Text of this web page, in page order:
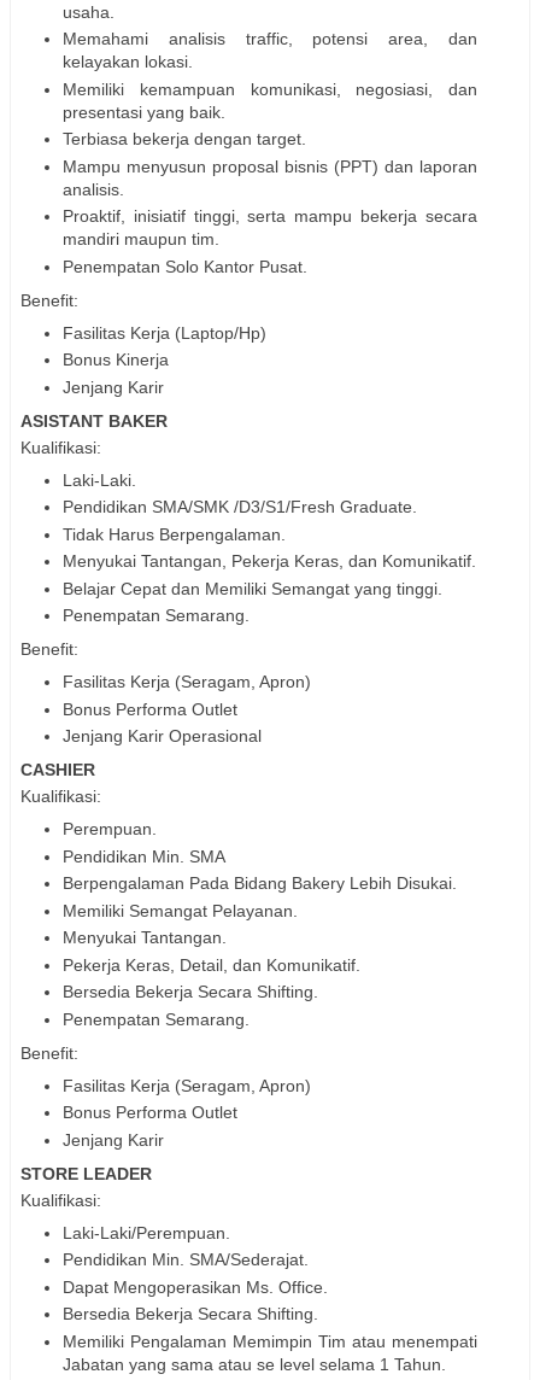
usaha.
Memahami analisis traffic, potensi area, dan
kelayakan lokasi.
Memiliki kemampuan komunikasi, negosiasi, dan
presentasi yang baik.
Terbiasa bekerja dengan target.
Mampu menyusun proposal bisnis (PPT) dan laporan
analisis.
Proaktif, inisiatif tinggi, serta mampu bekerja secara
mandiri maupun tim.
Penempatan Solo Kantor Pusat.
Benefit:
Fasilitas Kerja (Laptop/Hp)
Bonus Kinerja
Jenjang Karir
ASISTANT BAKER
Kualifikasi:
Laki-Laki.
Pendidikan SMA/SMK /D3/S1/Fresh Graduate.
Tidak Harus Berpengalaman.
Menyukai Tantangan, Pekerja Keras, dan Komunikatif.
Belajar Cepat dan Memiliki Semangat yang tinggi.
Penempatan Semarang.
Benefit:
Fasilitas Kerja (Seragam, Apron)
Bonus Performa Outlet
Jenjang Karir Operasional
CASHIER
Kualifikasi:
Perempuan.
Pendidikan Min. SMA
Berpengalaman Pada Bidang Bakery Lebih Disukai.
Memiliki Semangat Pelayanan.
Menyukai Tantangan.
Pekerja Keras, Detail, dan Komunikatif.
Bersedia Bekerja Secara Shifting.
Penempatan Semarang.
Benefit:
Fasilitas Kerja (Seragam, Apron)
Bonus Performa Outlet
Jenjang Karir
STORE LEADER
Kualifikasi:
Laki-Laki/Perempuan.
Pendidikan Min. SMA/Sederajat.
Dapat Mengoperasikan Ms. Office.
Bersedia Bekerja Secara Shifting.
Memiliki Pengalaman Memimpin Tim atau menempati
Jabatan yang sama atau se level selama 1 Tahun.